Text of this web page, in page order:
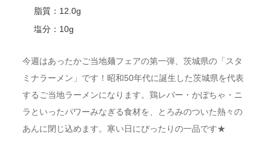
脂質：12.0g
塩分：10g
今週はあったかご当地麺フェアの第一弾、茨城県の「スタ
ミナラーメン」です！昭和50年代に誕生した茨城県を代表
するご当地ラーメンになります。鶏レバー・かぼちゃ・ニ
ラといったパワーみなぎる食材を、とろみのついた熱々の
あんに閉じ込めます。寒い日にぴったりの一品です★